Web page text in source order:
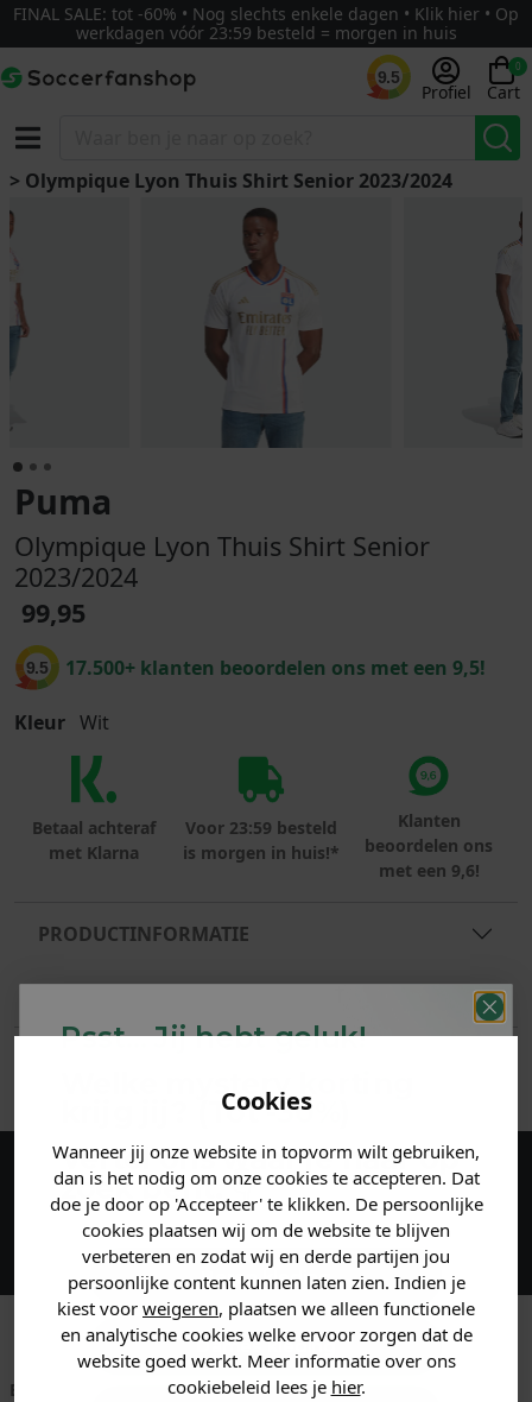
Cookies
Wanneer jij onze website in topvorm wilt gebruiken,
dan is het nodig om onze cookies te accepteren. Dat
doe je door op 'Accepteer' te klikken. De persoonlijke
cookies plaatsen wij om de website te blijven
verbeteren en zodat wij en derde partijen jou
persoonlijke content kunnen laten zien. Indien je
kiest voor weigeren, plaatsen we alleen functionele
en analytische cookies welke ervoor zorgen dat de
website goed werkt. Meer informatie over ons
cookiebeleid lees je hier.
FINAL SALE: tot -60% • Nog slechts enkele dagen • Klik hier • Op
werkdagen vóór 23:59 besteld = morgen in huis
9.5
Profiel
0
Cart
> Olympique Lyon Thuis Shirt Senior 2023/2024
Puma
Olympique Lyon Thuis Shirt Senior
2023/2024
99,95
9.5 17.500+ klanten beoordelen ons met een 9,5!
Kleur Wit
Betaal achteraf
met Klarna
Voor 23:59 besteld
is morgen in huis!*
Klanten
beoordelen ons
met een 9,6!
PRODUCTINFORMATIE
Maak een account aan en ontvang 5%
korting op je eerste bestelling!
Betaal achteraf met
Voor 23:59 besteld
Klanten beoordelen
Psst... Jij hebt geluk!
Welke mystery
krijg jij? (Tot-30%
Vertel ons waar je naar op
zoek bent. 👇
Heren kleding
Dames kleding